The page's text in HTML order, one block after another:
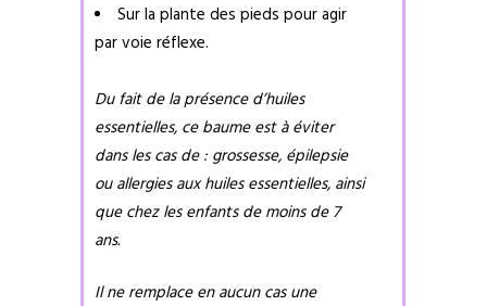
Sur la plante des pieds pour agir
par voie réflexe.
Du fait de la présence d’huiles
essentielles, ce baume est à éviter
dans les cas de : grossesse, épilepsie
ou allergies aux huiles essentielles, ainsi
que chez les enfants de moins de 7
ans.
Il ne remplace en aucun cas une